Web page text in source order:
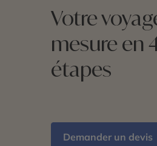
Votre
mesure en
étapes
Demander un devis